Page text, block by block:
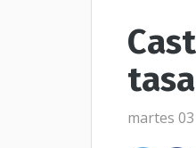
martes